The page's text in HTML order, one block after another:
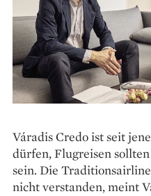
Váradis Credo ist seit
dürfen, Flugreisen
sein. Die
nicht verstanden, meint